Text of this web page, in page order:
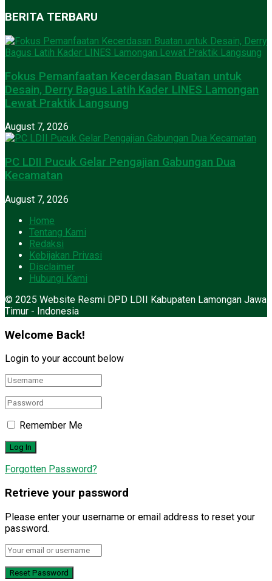
BERITA TERBARU
Fokus Pemanfaatan Kecerdasan Buatan untuk
Desain, Derry Bagus Latih Kader LINES Lamongan
Lewat Praktik Langsung
August 7, 2026
PC LDII Pucuk Gelar Pengajian Gabungan Dua
Kecamatan
August 7, 2026
Home
Tentang Kami
Redaksi
Kebijakan Privasi
Disclaimer
Hubungi Kami
© 2025 Website Resmi DPD LDII Kabupaten Lamongan Jawa
Timur - Indonesia
Welcome Back!
Login to your account below
Remember Me
Forgotten Password?
Retrieve your password
Please enter your username or email address to reset your
password.